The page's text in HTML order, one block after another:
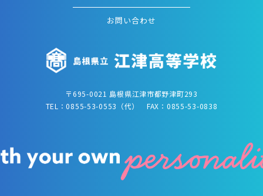
お問い合わせ
〒695-0021 島根県江津市都野津町293
TEL：0855-53-0553（代） FAX：0855-53-0838